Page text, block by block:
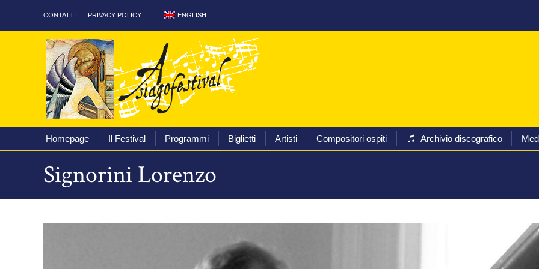
CONTATTI PRIVACY POLICY ENGLISH
Homepage Il Festival Programmi Biglietti Artisti Compositori ospiti Archivio discografico
Signorini Lorenzo
Homepage